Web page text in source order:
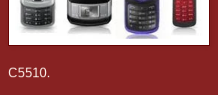
C5510.